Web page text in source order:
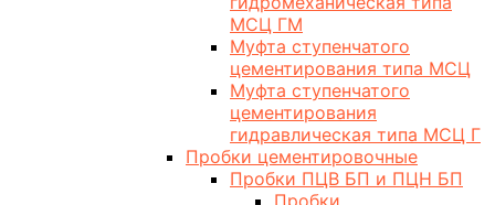
МСЦ ГМ
Муфта ступенчатого
цементирования типа МСЦ
Муфта ступенчатого
цементирования
гидравлическая типа МСЦ Г
Пробки цементировочные
Пробки ПЦВ БП и ПЦН БП